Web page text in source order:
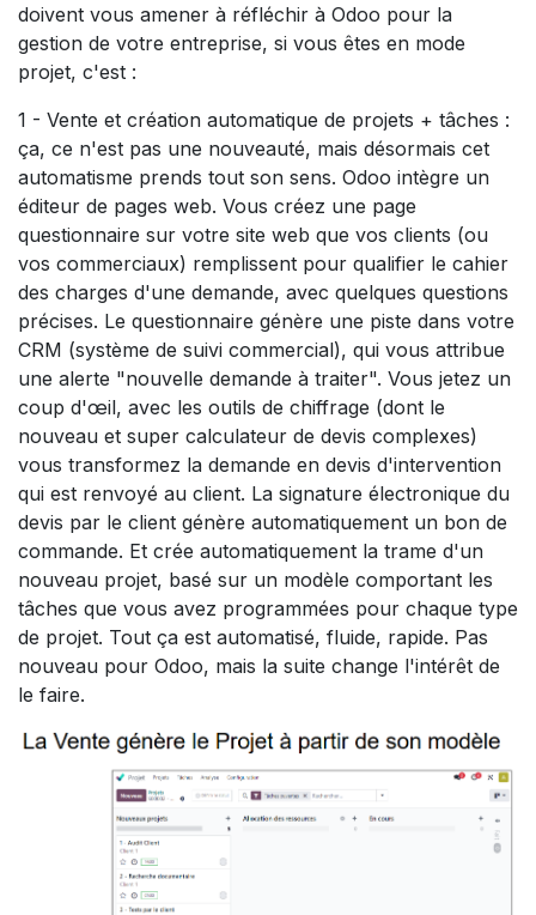
doivent vous amener à réfléchir à Odoo pour la
gestion de votre entreprise, si vous êtes en mode
projet, c'est :
1 - Vente et création automatique de projets + tâches :
ça, ce n'est pas une nouveauté, mais désormais cet
automatisme prends tout son sens. Odoo intègre un
éditeur de pages web. Vous créez une page
questionnaire sur votre site web que vos clients (ou
vos commerciaux) remplissent pour qualifier le cahier
des charges d'une demande, avec quelques questions
précises. Le questionnaire génère une piste dans votre
CRM (système de suivi commercial), qui vous attribue
une alerte "nouvelle demande à traiter". Vous jetez un
coup d'œil, avec les outils de chiffrage (dont le
nouveau et super calculateur de devis complexes)
vous transformez la demande en devis d'intervention
qui est renvoyé au client. La signature électronique du
devis par le client génère automatiquement un bon de
commande. Et crée automatiquement la trame d'un
nouveau projet, basé sur un modèle comportant les
tâches que vous avez programmées pour chaque type
de projet. Tout ça est automatisé, fluide, rapide. Pas
nouveau pour Odoo, mais la suite change l'intérêt de
le faire.